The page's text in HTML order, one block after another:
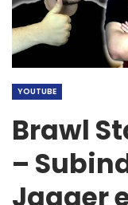
YOUTUBE
Brawl
–